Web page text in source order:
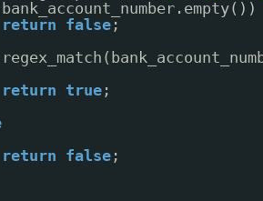
return
false ;
return
true ;
return
false ;